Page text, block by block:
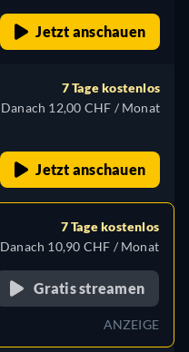
Jetzt anschauen
7 Tage kostenlos
Danach 12,00 CHF / Monat
Jetzt anschauen
7 Tage kostenlos
Danach 10,90 CHF / Monat
Gratis streamen
ANZEIGE